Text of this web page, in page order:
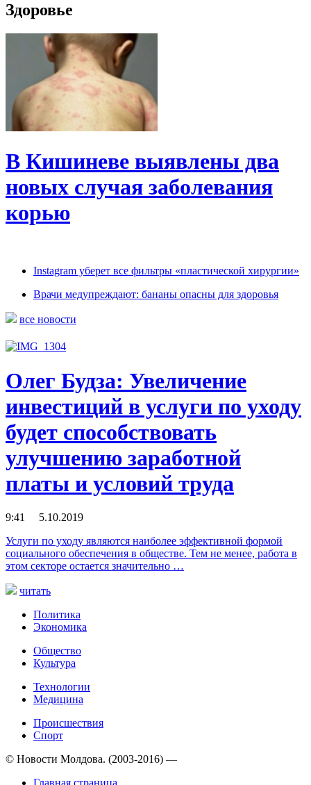
Здоровье
В Кишиневе выявлены два
новых случая заболевания
корью
Instagram уберет все фильтры «пластической хирургии»
Врачи медупреждают: бананы опасны для здоровья
все новости
Олег Будза: Увеличение
инвестиций в услуги по уходу
будет способствовать
улучшению заработной
платы и условий труда
9:41 5.10.2019
Услуги по уходу являются наиболее эффективной формой
социального обеспечения в обществе. Тем не менее, работа в
этом секторе остается значительно …
читать
Политика
Экономика
Общество
Культура
Технологии
Медицина
Происшествия
Спорт
© Новости Молдова. (2003-2016) —
Главная страница